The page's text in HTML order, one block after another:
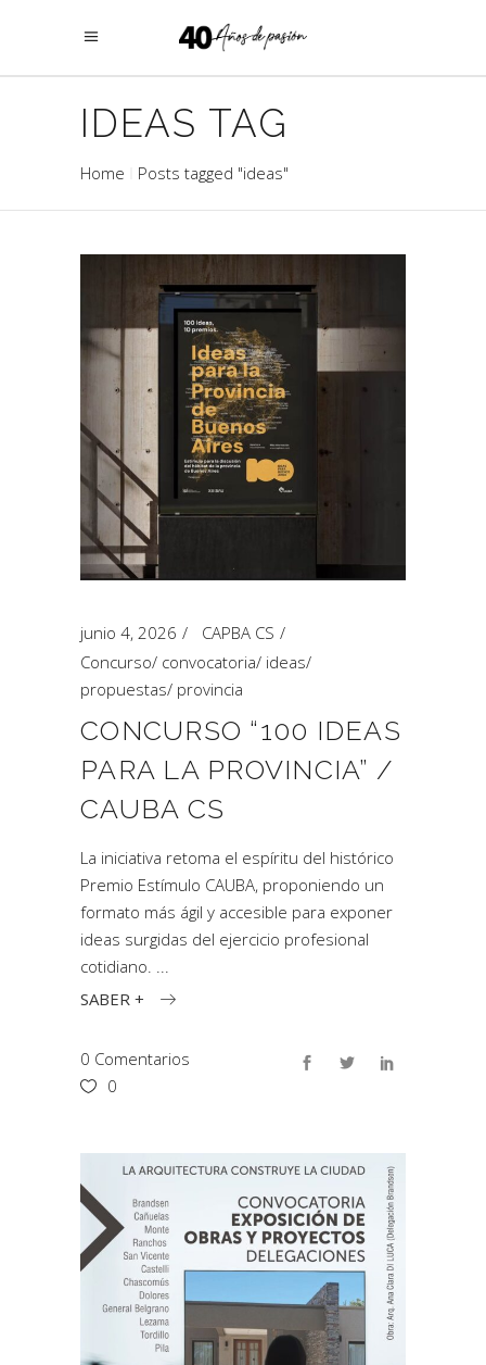
IDEAS TAG
Home Posts tagged "ideas"
junio 4, 2026
CAPBA CS
Concurso/ convocatoria/ ideas/
propuestas/ provincia
CONCURSO “100 IDEAS
PARA LA PROVINCIA” /
CAUBA CS
La iniciativa retoma el espíritu del histórico
Premio Estímulo CAUBA, proponiendo un
formato más ágil y accesible para exponer
ideas surgidas del ejercicio profesional
cotidiano.
SABER +
0 Comentarios
0